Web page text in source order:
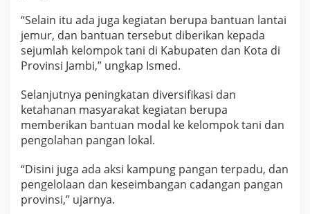
t
a
n
P
a
g
a
n
d
i
o
v
“Selain itu ada juga kegiatan berupa bantuan lantai
jemur, dan bantuan tersebut diberikan kepada
sejumlah kelompok tani di Kabupaten dan Kota di
Provinsi Jambi,” ungkap Ismed.
Selanjutnya peningkatan diversifikasi dan
ketahanan masyarakat kegiatan berupa
memberikan bantuan modal ke kelompok tani dan
pengolahan pangan lokal.
“Disini juga ada aksi kampung pangan terpadu, dan
pengelolaan dan keseimbangan cadangan pangan
provinsi,” ujarnya.